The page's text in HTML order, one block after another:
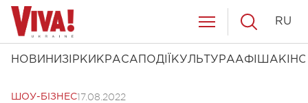
НОВИНИ ЗІРКИ КРАСА ПОДІЇ КУЛЬТУРААФІША КІНО
RU
ШОУ-БІЗНЕС17.08.2022